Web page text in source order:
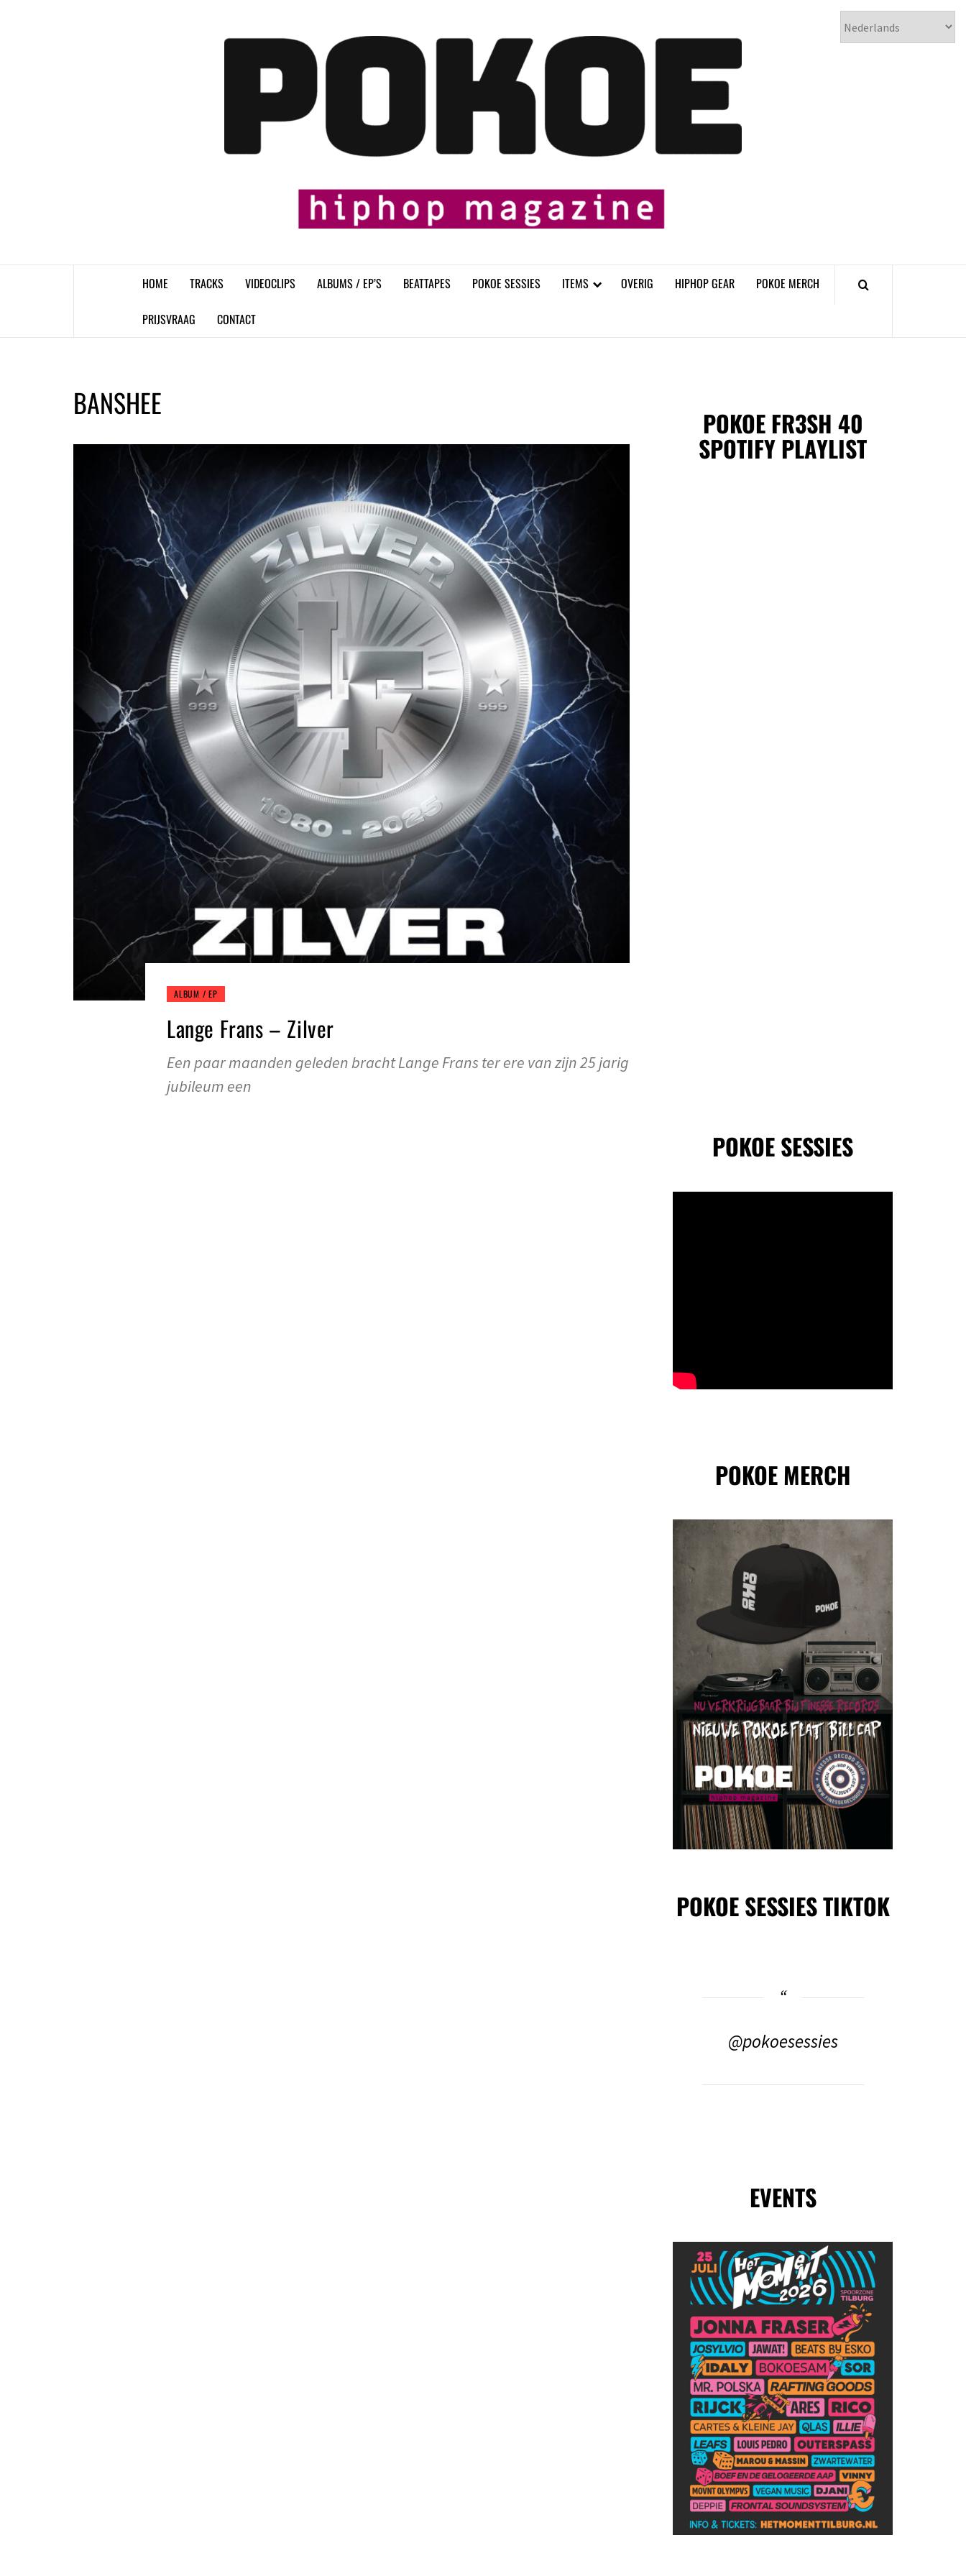
𝗣𝗢𝗞𝗢𝗘
HOME TRACKS VIDEOCLIPS ALBUMS / EP’S BEATTAPES POKOE SESSIES ITEMS OVERIG HIPHOP GEAR POKOE MERCH
PRIJSVRAAG CONTACT
BANSHEE
ALBUM / EP
Lange Frans – Zilver
Een paar maanden geleden bracht Lange Frans ter ere van zijn 25 jarig
jubileum een
POKOE FR3SH 40
SPOTIFY PLAYLIST
POKOE SESSIES
POKOE MERCH
POKOE SESSIES TIKTOK
@pokoesessies
EVENTS